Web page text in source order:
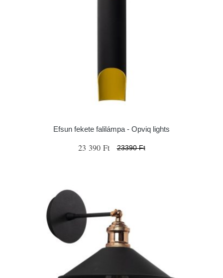
Efsun fekete falilámpa - Opviq lights
23 390 Ft 23390 Ft